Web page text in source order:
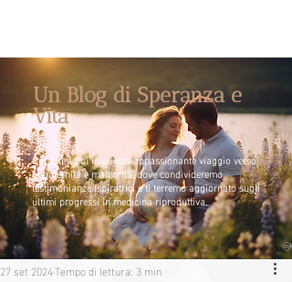
Un Blog di Speranza e
Vita
Unisciti a noi in questo appassionante viaggio verso
la paternità e maternità, dove condivideremo
testimonianze ispiratrici e ti terremo aggiornato sugli
ultimi progressi in medicina riproduttiva.
27 set 2024Tempo di lettura: 3 min